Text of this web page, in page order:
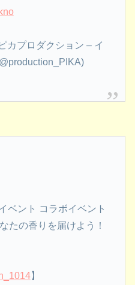
カプロダクション – イ
ベント コラボイベント
たの香りを届けよう！
】